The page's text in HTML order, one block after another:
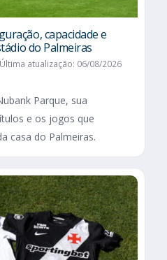
capacidade e
do Palmeiras
Última atualização: 06/08/2026
Parque, sua
e os jogos que
casa do Palmeiras.